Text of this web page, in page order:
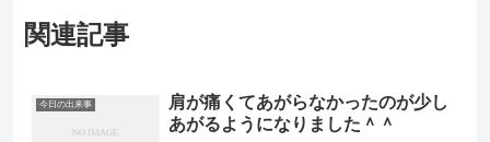
関連記事
今日の出来事
肩が痛くてあがらなかったのが少し
あがるようになりました＾＾